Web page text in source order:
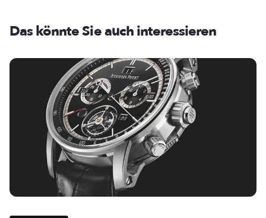
Das könnte Sie auch interessieren